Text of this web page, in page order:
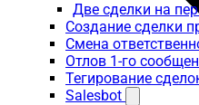
Две сделки на
Создание сделки
Смена
Отлов 1-го
Тегирование
Salesbot